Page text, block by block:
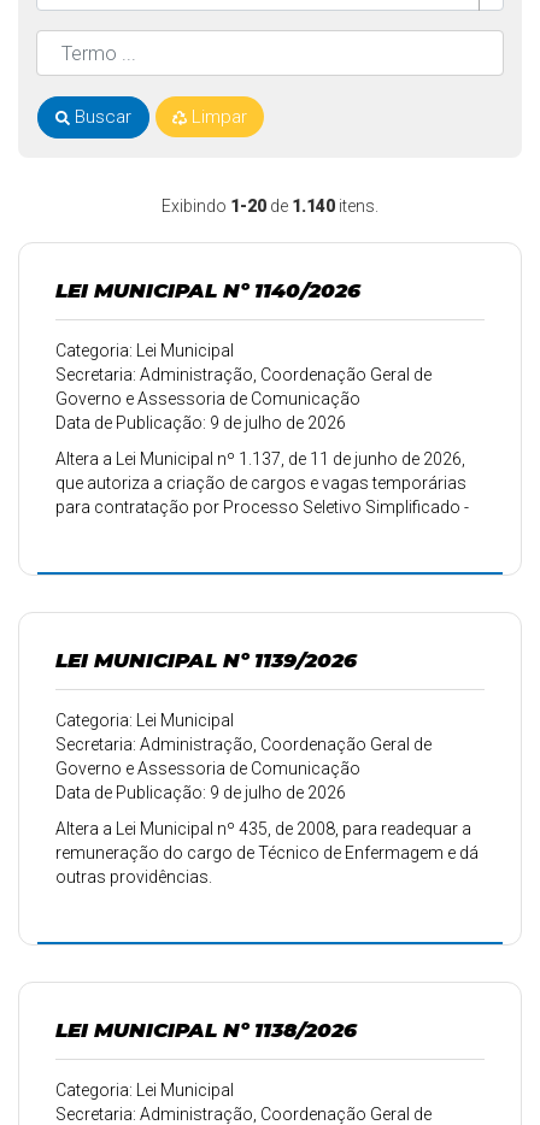
Exibindo 1-20 de 1.140 itens.
LEI MUNICIPAL Nº 1140/2026
Categoria: Lei Municipal
Secretaria: Administração, Coordenação Geral de
Governo e Assessoria de Comunicação
Data de Publicação: 9 de julho de 2026
Altera a Lei Municipal nº 1.137, de 11 de junho de 2026,
que autoriza a criação de cargos e vagas temporárias
para contratação por Processo Seletivo Simplificado -
providências.
LEI MUNICIPAL Nº 1139/2026
Categoria: Lei Municipal
Secretaria: Administração, Coordenação Geral de
Governo e Assessoria de Comunicação
Data de Publicação: 9 de julho de 2026
Altera a Lei Municipal nº 435, de 2008, para readequar a
remuneração do cargo de Técnico de Enfermagem e dá
outras providências.
LEI MUNICIPAL Nº 1138/2026
Categoria: Lei Municipal
Secretaria: Administração, Coordenação Geral de
Buscar Limpar